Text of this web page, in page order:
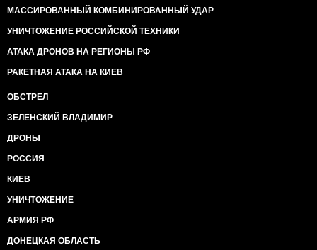
МАССИРОВАННЫЙ КОМБИНИРОВАННЫЙ УДАР
УНИЧТОЖЕНИЕ РОССИЙСКОЙ ТЕХНИКИ
АТАКА ДРОНОВ НА РЕГИОНЫ РФ
РАКЕТНАЯ АТАКА НА КИЕВ
ОБСТРЕЛ
ЗЕЛЕНСКИЙ ВЛАДИМИР
ДРОНЫ
РОССИЯ
КИЕВ
УНИЧТОЖЕНИЕ
АРМИЯ РФ
ДОНЕЦКАЯ ОБЛАСТЬ